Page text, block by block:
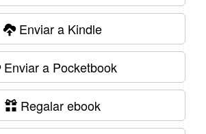
Enviar a Kindle
Enviar a Pocketbook
Regalar ebook